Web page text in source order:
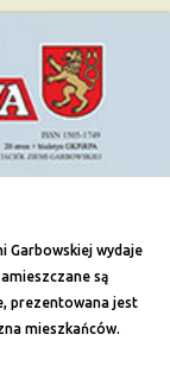
Garbowskiej wydaje
są
prezentowana jest
mieszkańców.